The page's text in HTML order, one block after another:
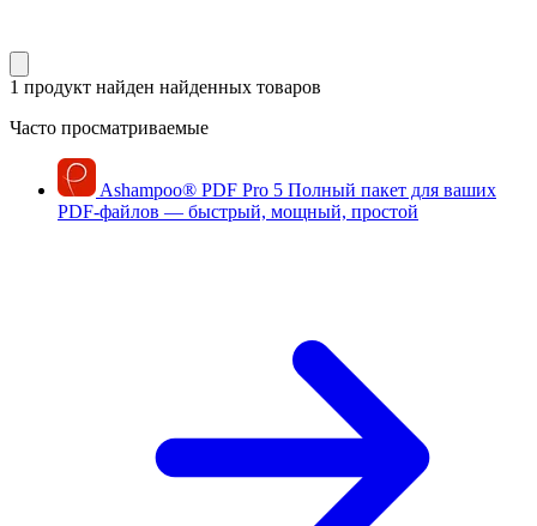
1 продукт найден найденных товаров
Часто просматриваемые
Ashampoo® PDF Pro 5 Полный пакет для ваших
PDF-файлов — быстрый, мощный, простой